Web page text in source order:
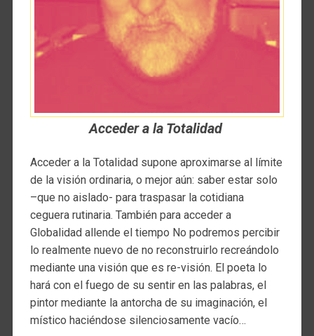
Acceder a la Totalidad
Acceder a la Totalidad supone aproximarse al límite
de la visión ordinaria, o mejor aún: saber estar solo
–que no aislado- para traspasar la cotidiana
ceguera rutinaria. También para acceder a
Globalidad allende el tiempo No podremos percibir
lo realmente nuevo de no reconstruirlo recreándolo
mediante una visión que es re-visión. El poeta lo
hará con el fuego de su sentir en las palabras, el
pintor mediante la antorcha de su imaginación, el
místico haciéndose silenciosamente vacío…